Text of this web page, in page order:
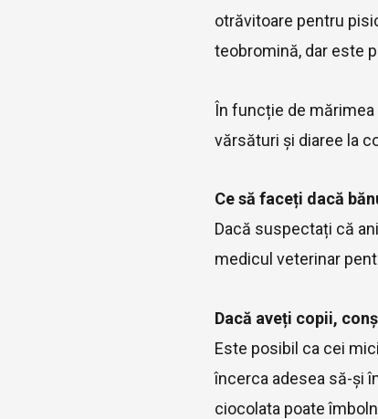
otrăvitoare pentru
teobromină, dar este
În funcție de
vărsături și diaree la
Ce să faceți dacă
Dacă suspectați că
medicul veterinar
Dacă aveți copii,
Este posibil ca cei
încerca adesea să-și
ciocolata poate